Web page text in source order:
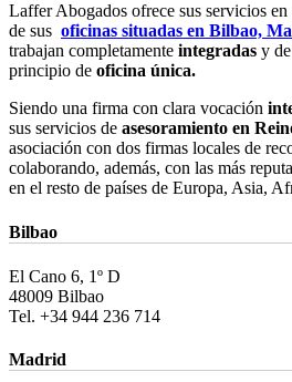
Laffer Abogados ofrece sus servicios
de sus oficinas situadas en Bilbao,
trabajan completamente integradas y
principio de oficina única.
Siendo una firma con clara vocación
sus servicios de asesoramiento en
asociación con dos firmas locales de
colaborando, además, con las más
en el resto de países de Europa, Asia,
Bilbao
El Cano 6, 1º D
48009 Bilbao
Tel. +34 944 236 714
Madrid